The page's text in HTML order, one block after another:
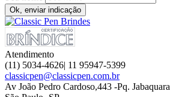
Ok, enviar indicação
Atendimento
(11) 5034-4626| 11 95947-5399
classicpen@classicpen.com.br
Av João Pedro Cardoso,443 -Pq. Jabaquara